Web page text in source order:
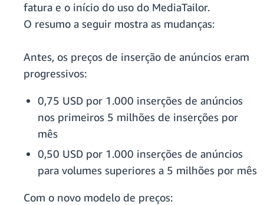
fatura e o início do uso do MediaTailor.
O resumo a seguir mostra as mudanças:
Antes, os preços de inserção de anúncios eram
progressivos:
0,75 USD por 1.000 inserções de anúncios
nos primeiros 5 milhões de inserções por
mês
0,50 USD por 1.000 inserções de anúncios
para volumes superiores a 5 milhões por mês
Com o novo modelo de preços: